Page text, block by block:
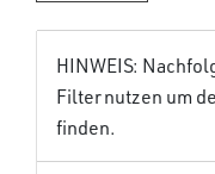
HINWEIS:
Filter nutzen um
finden.